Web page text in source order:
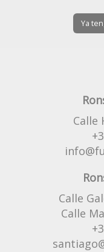
Ya
Calle
Calle
Calle